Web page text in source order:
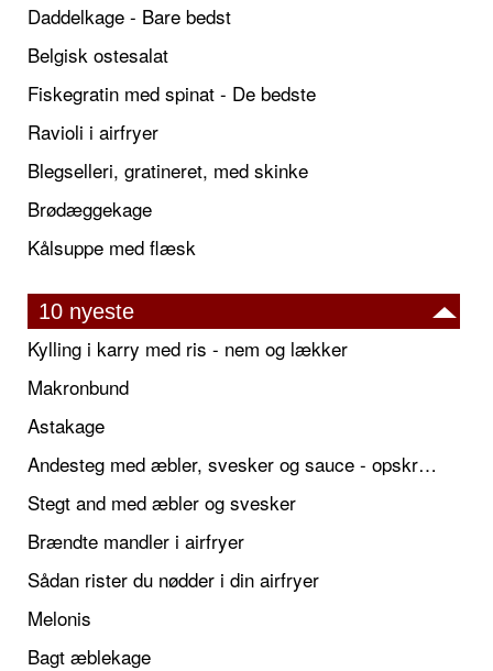
Daddelkage - Bare bedst
Belgisk ostesalat
Fiskegratin med spinat - De bedste
Ravioli i airfryer
Blegselleri, gratineret, med skinke
Brødæggekage
Kålsuppe med flæsk
10 nyeste
Kylling i karry med ris - nem og lækker
Makronbund
Astakage
Andesteg med æbler, svesker og sauce - opskrift også til jul
Stegt and med æbler og svesker
Brændte mandler i airfryer
Sådan rister du nødder i din airfryer
Melonis
Bagt æblekage